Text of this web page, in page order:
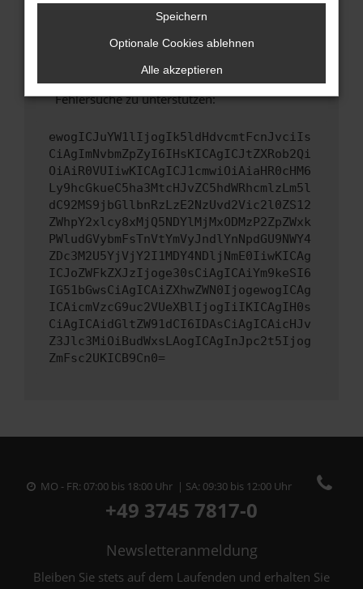
Wende dich an den Webseitenbetreiber.
Wenn du alle oben genannten Schritte versucht
hast, kontaktiere uns bitte. Wir werden
versuchen, das Problem zu beheben. Du kannst
uns diesen Text schicken, um uns bei der
Fehlersuche zu unterstützen:
ewogICJuYW1lIjogIk5ldHdvcmtFcnJvciIs
CiAgImNvbmZpZyI6IHsKICAgICJtZXRob2Qi
OiAiR0VUIiwKICAgICJ1cmwiOiAiaHR0cHM6
Ly9hcGkueC5ha3MtcHJvZC5hdWRhcmlzLm5l
dC92MS9jbGllbnRzLzE2NzUvd2Vic2l0ZS12
ZWhpY2xlcy8xMjQ5NDYlMjMxODMzP2ZpZWxk
PWludGVybmFsTnVtYmVyJndlYnNpdGU9NWY4
ZDc3M2U5YjVjY2I1MDY4NDljNmE0IiwKICAg
ICJoZWFkZXJzIjoge30sCiAgICAiYm9keSI6
IG51bGwsCiAgICAiZXhwZWN0IjogewogICAg
ICAicmVzcG9uc2VUeXBlIjogIiIKICAgIH0s
CiAgICAidGltZW91dCI6IDAsCiAgICAicHJv
Z3Jlc3MiOiBudWxsLAogICAgInJpc2t5Ijog
ZmFsc2UKICB9Cn0=
MO - FR: 07:00 bis 18:00 Uhr | SA: 09:30 bis 12:00 Uhr
+49 3745 7817-0
Newsletteranmeldung
Bleiben Sie stets auf dem Laufenden und erhalten Sie
Speichern
Optionale Cookies ablehnen
Alle akzeptieren